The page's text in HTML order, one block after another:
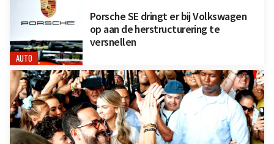
AUTO
Porsche SE dringt er bij Volkswagen
op aan de herstructurering te
versnellen